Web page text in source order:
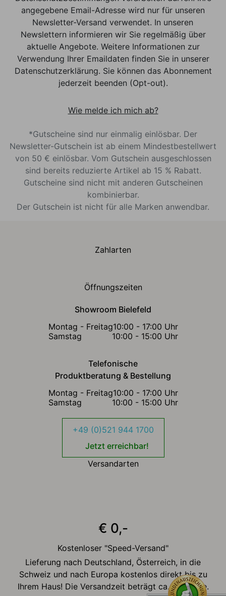
angegebene Email-Adresse wird nur für unseren
Newsletter-Versand verwendet. In unseren
Newslettern informieren wir Sie regelmäßig über
aktuelle Angebote. Weitere Informationen zur
Verwendung Ihrer Emaildaten finden Sie in unserer
Datenschutzerklärung. Sie können das Abonnement
jederzeit beenden (Opt-out).
Wie melde ich mich ab?
*Gutscheine sind nur einmalig einlösbar. Der
Newsletter-Gutschein ist ab einem Mindestbestellwert
von 50 € einlösbar. Vom Gutschein ausgeschlossen
sind bereits reduzierte Artikel ab 15 % Rabatt.
Gutscheine sind nicht mit anderen Gutscheinen
kombinierbar.
Der Gutschein ist nicht für alle Marken anwendbar.
Zahlarten
Öffnungszeiten
Showroom Bielefeld
Montag - Freitag10:00 - 17:00 Uhr
Samstag
10:00 - 15:00 Uhr
Telefonische
Produktberatung & Bestellung
Montag - Freitag10:00 - 17:00 Uhr
Samstag
10:00 - 15:00 Uhr
+49 (0)521 944 1700
Jetzt erreichbar!
Versandarten
€ 0,-
Kostenloser "Speed-Versand"
Lieferung nach Deutschland, Österreich, in die
Schweiz und nach Europa kostenlos direkt bis zu
Ihrem Haus! Die Versandzeit beträgt ca. 2-3 Tage.